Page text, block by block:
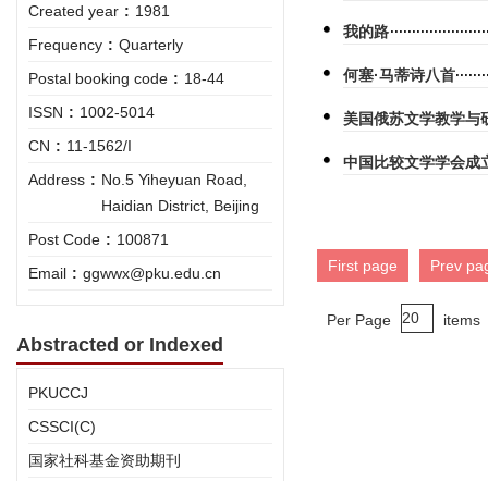
Created year : 1981
Frequency : Quarterly
Postal booking code : 18-44
ISSN : 1002-5014
CN : 11-1562/I
Address : No.5 Yiheyuan Road,
Haidian District, Beijing
Post Code : 100871
Email : ggwwx@pku.edu.cn
Abstracted or Indexed
PKUCCJ
CSSCI(C)
国家社科基金资助期刊
我的路
何塞·马蒂诗八首
美国俄苏文学教学与
中国比较文学学会成
First page Prev
Per Page items